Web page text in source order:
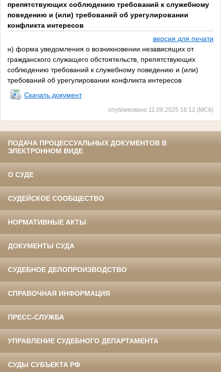
препятствующих соблюдению требований к служебному
поведению и (или) требований об урегулировании
конфликта интересов
версия для печати
н) форма уведомления о возникновении независящих от
гражданского служащего обстоятельств, препятствующих
соблюдению требований к служебному поведению и (или)
требований об урегулировании конфликта интересов
Скачать документ
опубликовано 11.08.2025 16:12 (МСК)
ПОДАЧА ПРОЦЕССУАЛЬНЫХ ДОКУМЕНТОВ В
ЭЛЕКТРОННОМ ВИДЕ
О СУДЕ
СУДЕЙСКОЕ СООБЩЕСТВО
НОРМАТИВНЫЕ АКТЫ
ДОКУМЕНТЫ СУДА
СУДЕБНОЕ ДЕЛОПРОИЗВОДСТВО
СПРАВОЧНАЯ ИНФОРМАЦИЯ
ПРЕСС-СЛУЖБА
УПРАВЛЕНИЕ СУДЕБНОГО ДЕПАРТАМЕНТА
СУДЫ СУБЪЕКТА РФ